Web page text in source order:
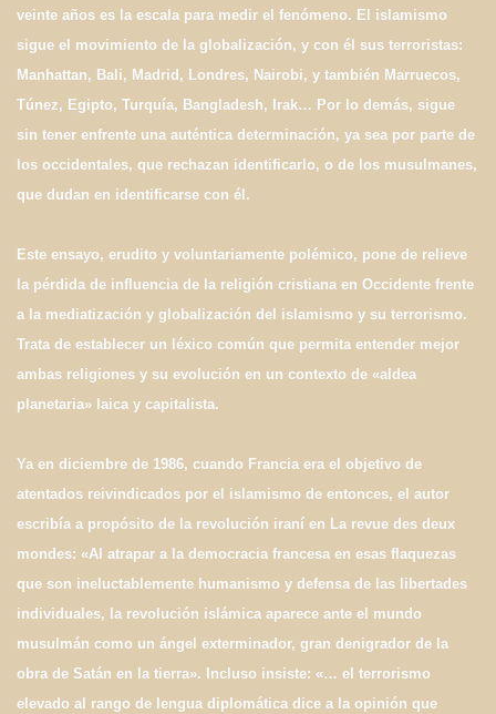
veinte años es la escala para medir el fenómeno. El islamismo
sigue el movimiento de la globalización, y con él sus terroristas:
Manhattan, Bali, Madrid, Londres, Nairobi, y también Marruecos,
Túnez, Egipto, Turquía, Bangladesh, Irak… Por lo demás, sigue
sin tener enfrente una auténtica determinación, ya sea por parte de
los occidentales, que rechazan identificarlo, o de los musulmanes,
que dudan en identificarse con él.
Este ensayo, erudito y voluntariamente polémico, pone de relieve
la pérdida de influencia de la religión cristiana en Occidente frente
a la mediatización y globalización del islamismo y su terrorismo.
Trata de establecer un léxico común que permita entender mejor
ambas religiones y su evolución en un contexto de «aldea
planetaria» laica y capitalista.
Ya en diciembre de 1986, cuando Francia era el objetivo de
atentados reivindicados por el islamismo de entonces, el autor
escribía a propósito de la revolución iraní en La revue des deux
mondes: «Al atrapar a la democracia francesa en esas flaquezas
que son ineluctablemente humanismo y defensa de las libertades
individuales, la revolución islámica aparece ante el mundo
musulmán como un ángel exterminador, gran denigrador de la
obra de Satán en la tierra». Incluso insiste: «… el terrorismo
elevado al rango de lengua diplomática dice a la opinión que